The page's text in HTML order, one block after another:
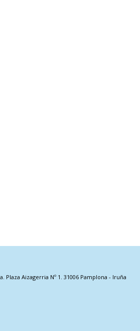
Plaza Aizagerria Nº 1. 31006 Pamplona - Iruña